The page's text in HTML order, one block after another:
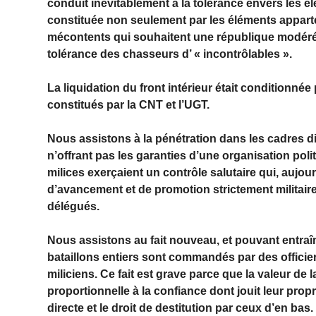
conduit inévitablement à la tolérance envers les
constituée non seulement par les éléments
mécontents qui souhaitent une république
tolérance des chasseurs d’ « incontrôlables ».
La liquidation du front intérieur était
constitués par la CNT et l’UGT.
Nous assistons à la pénétration dans les cadres
n’offrant pas les garanties d’une organisation
milices exerçaient un contrôle salutaire qui,
d’avancement et de promotion strictement
délégués.
Nous assistons au fait nouveau, et pouvant
bataillons entiers sont commandés par des
miliciens. Ce fait est grave parce que la valeur
proportionnelle à la confiance dont jouit leur
directe et le droit de destitution par ceux d’en bas.